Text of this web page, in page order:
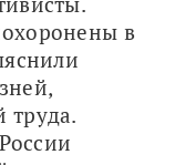
в
труда.